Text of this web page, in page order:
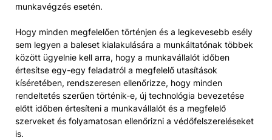
munkavégzés esetén.
Hogy minden megfelelően történjen és a legkevesebb esély
sem legyen a baleset kialakulására a munkáltatónak többek
között ügyelnie kell arra, hogy a munkavállalót időben
értesítse egy-egy feladatról a megfelelő utasítások
kíséretében, rendszeresen ellenőrizze, hogy minden
rendeltetés szerűen történik-e, új technológia bevezetése
előtt időben értesíteni a munkavállalót és a megfelelő
szerveket és folyamatosan ellenőrizni a védőfelszereléseket
is.